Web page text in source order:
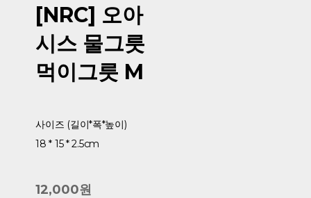
[NRC] 오아
시스 물그릇
먹이그릇 M
사이즈 (길이*폭*높이)
18 * 15 * 2.5cm
12,000원